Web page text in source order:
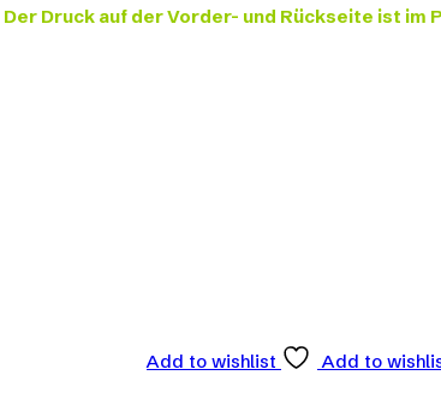
Der Druck auf der Vorder- und Rückseite ist im
Add to wishlist
Add to